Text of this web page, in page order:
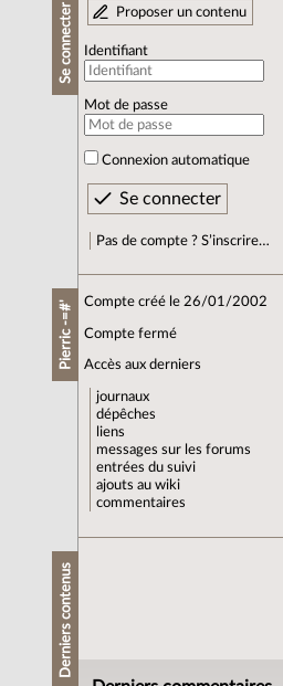
Se connecter Proposer un contenu
Identifiant
Mot de passe
Connexion automatique
Pas de compte ? S’inscrire…
Pierric -=#' Compte créé le 26/01/2002
Compte fermé
Accès aux derniers
journaux
dépêches
liens
messages sur les forums
entrées du suivi
ajouts au wiki
commentaires
Derniers contenus